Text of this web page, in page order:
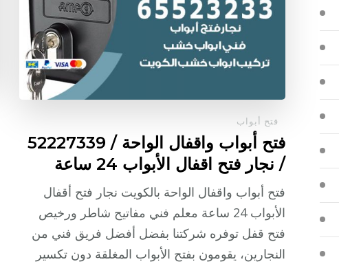
فتح أبواب
فتح أبواب واقفال الواحة / 52227339
/ نجار فتح اقفال الأبواب 24 ساعة
فتح أبواب واقفال الواحة بالكويت نجار فتح أقفال
الأبواب 24 ساعة معلم فني مفاتيح شاطر ورخيص
فتح قفل توفره شركتنا بفضل أفضل فريق فني من
النجارين، يقومون بفتح الأبواب المغلقة دون تكسير